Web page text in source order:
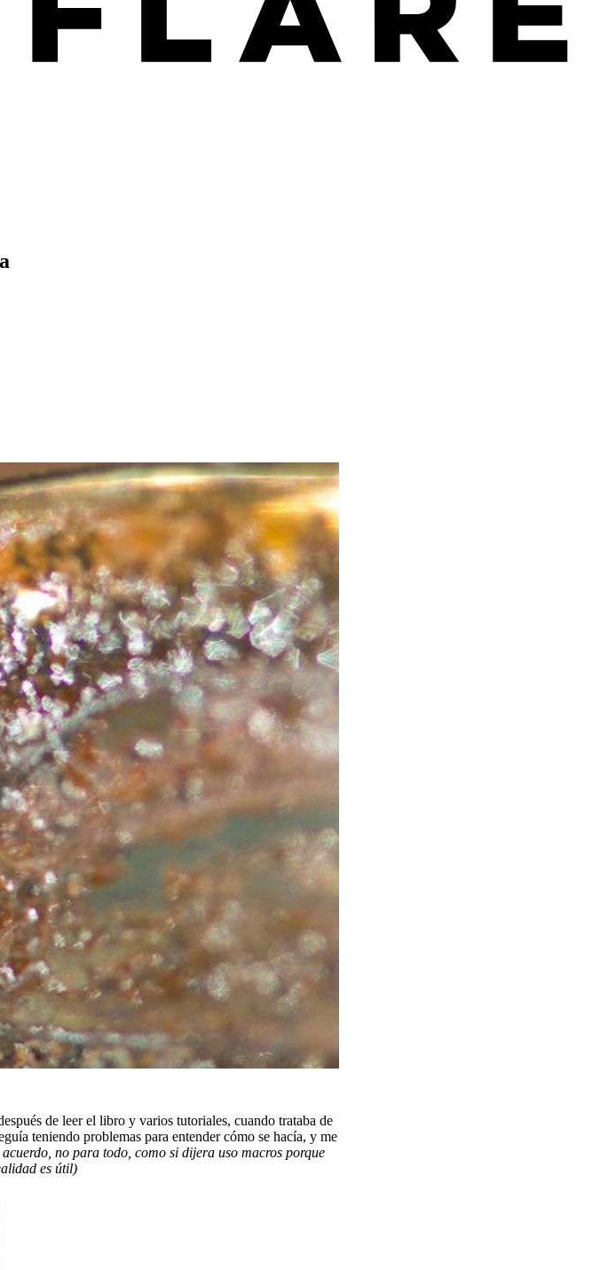
de leer el libro y varios tutoriales, cuando trataba de
teniendo problemas para entender cómo se hacía, y me
acuerdo, no para todo, como si dijera uso macros porque
es útil)